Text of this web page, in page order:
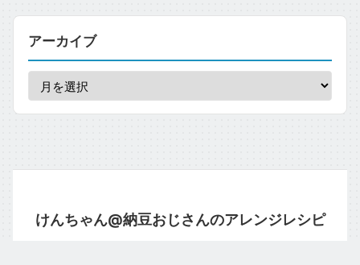
アーカイブ
けんちゃん@納豆おじさんのアレンジレシピ